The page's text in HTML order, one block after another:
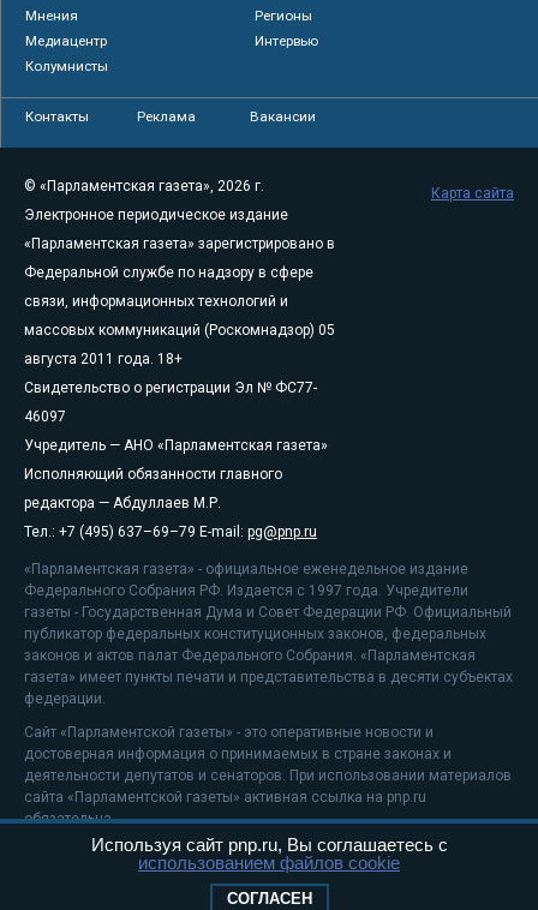
Мнения
Регионы
Медиацентр
Интервью
Колумнисты
Контакты Реклама Вакансии
© «Парламентская газета», 2026 г.
Электронное периодическое издание
«Парламентская газета» зарегистрировано в
Федеральной службе по надзору в сфере
связи, информационных технологий и
массовых коммуникаций (Роскомнадзор) 05
августа 2011 года. 18+
Свидетельство о регистрации Эл № ФС77-
46097
Учредитель — АНО «Парламентская газета»
Исполняющий обязанности главного
редактора — Абдуллаев М.Р.
Тел.: +7 (495) 637–69–79 E-mail: pg@pnp.ru
«Парламентская газета» - официальное еженедельное издание
Федерального Собрания РФ. Издается с 1997 года. Учредители
газеты - Государственная Дума и Совет Федерации РФ. Официальный
публикатор федеральных конституционных законов, федеральных
законов и актов палат Федерального Собрания. «Парламентская
газета» имеет пункты печати и представительства в десяти субъектах
федерации.
Сайт «Парламентской газеты» - это оперативные новости и
достоверная информация о принимаемых в стране законах и
деятельности депутатов и сенаторов. При использовании материалов
сайта «Парламентской газеты» активная ссылка на pnp.ru
обязательна.
На информационном ресурсе применяютсярекомендательные
Положение о защите персональных данных
Карта сайта
Используя сайт pnp.ru, Вы соглашаетесь с
использованием файлов cookie
СОГЛАСЕН